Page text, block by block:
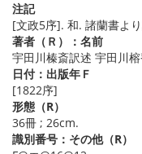
注記
[文政5序]. 和. 諸蘭書よ
著者（Ｒ）：名前
宇田川榛斎訳述 宇田川
日付：出版年Ｆ
[1822序]
形態（R）
36冊 ; 26cm.
識別番号：その他（R）